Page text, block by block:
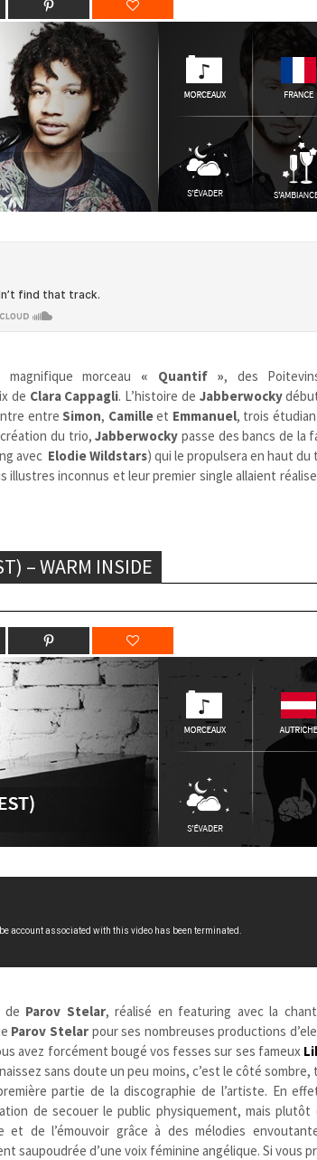
morceau « Quantif », des
de Clara Cappagli. L’histoire de Jabberwocky
entreSimon, Camilleet Emmanuel, trois
création du trio,Jabberwocky passe des bancs de la
avec Elodie Wildstars) qui le propulsera en haut du
illustres inconnus et leur premier single allaient
– WARM INSIDE
Parov Stelar, réalisé en featuring avec la
Parov Stelar pour ses nombreuses productions
avez forcément bougé vos fesses sur ses fameux
sans doute un peu moins, c’est le côté sombre,
partie de la discographie de l’artiste. En
de secouer le public physiquement, mais plutôt
de l’émouvoir grâce à des mélodies
saupoudrée d’une voix féminine angélique. Si vous